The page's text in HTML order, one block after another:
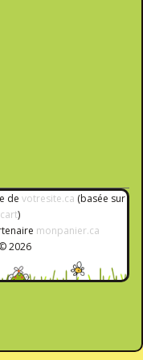
de votresite.ca (basée sur
)
monpanier.ca
2026